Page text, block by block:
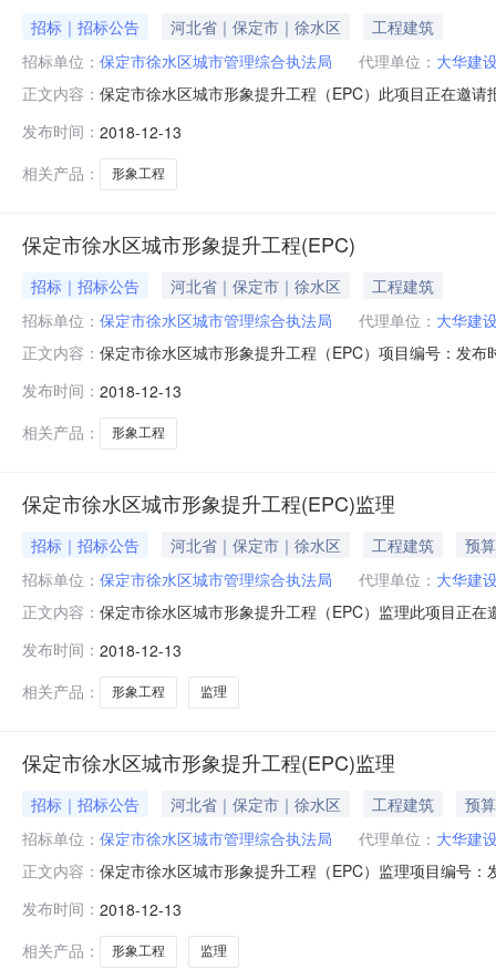
招标｜招标公告 河北省｜保定市｜徐水区
工程建筑
招标单位： 保定市徐水区城市管理综合执法局 代理单位： 大华建
正文内容： 保定市徐水区城市形象提升工程（EPC）此项目正在邀
招标条件，现对该项目设计、采购、施工进行公开招标
和河北徐水经济开发区重要
发布时间： 2018-12-13
相关产品：
形象工程
保定市徐水区城市形象提升工程(EPC)
招标｜招标公告 河北省｜保定市｜徐水区
工程建筑
招标单位： 保定市徐水区城市管理综合执法局 代理单位： 大华建
正文内容： 保定市徐水区城市形象提升工程（EPC）项目编号：发
局，招标代理机构为大华建设项目管理有限公司。项目
升工程（EPC
发布时间： 2018-12-13
相关产品：
形象工程
保定市徐水区城市形象提升工程(EPC)监理
招标｜招标公告 河北省｜保定市｜徐水区 工程建筑
预
招标单位： 保定市徐水区城市管理综合执法局 代理单位： 大华建
正文内容： 保定市徐水区城市形象提升工程（EPC）监理此项目正
金，出资比例为百分之百，招标人为保定市徐水区城市
城市形象提升工程（EPC）
发布时间： 2018-12-13
相关产品：
形象工程 监理
保定市徐水区城市形象提升工程(EPC)监理
招标｜招标公告 河北省｜保定市｜徐水区 工程建筑
预
招标单位： 保定市徐水区城市管理综合执法局 代理单位： 大华建
正文内容： 保定市徐水区城市形象提升工程（EPC）监理项目编号
主为保定市徐水区城市管理综合执法局，建设资金来自
公开招标。2.项目
发布时间： 2018-12-13
相关产品：
形象工程 监理